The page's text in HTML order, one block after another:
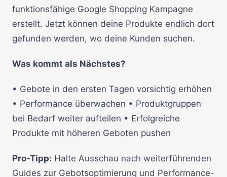
funktionsfähige Google Shopping Kampagne
erstellt. Jetzt können deine Produkte endlich dort
gefunden werden, wo deine Kunden suchen.
Was kommt als Nächstes?
• Gebote in den ersten Tagen vorsichtig erhöhen
• Performance überwachen • Produktgruppen
bei Bedarf weiter aufteilen • Erfolgreiche
Produkte mit höheren Geboten pushen
Pro-Tipp: Halte Ausschau nach weiterführenden
Guides zur Gebotsoptimierung und Performance-